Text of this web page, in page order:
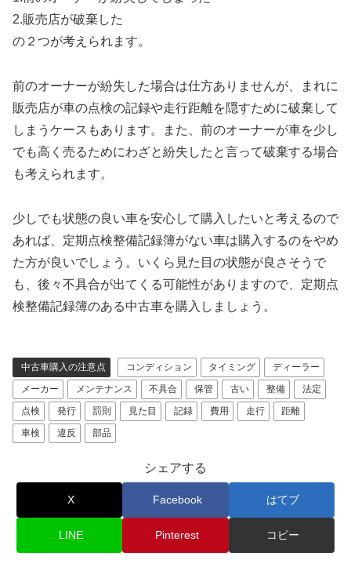
2.販売店が破棄した
の２つが考えられます。
前のオーナーが紛失した場合は仕方ありませんが、まれに
販売店が車の点検の記録や走行距離を隠すために破棄して
しまうケースもあります。また、前のオーナーが車を少し
でも高く売るためにわざと紛失したと言って破棄する場合
も考えられます。
少しでも状態の良い車を安心して購入したいと考えるので
あれば、定期点検整備記録簿がない車は購入するのをやめ
た方が良いでしょう。いくら見た目の状態が良さそうで
も、後々不具合が出てくる可能性がありますので、定期点
検整備記録簿のある中古車を購入しましょう。
中古車購入の注意点 コンディション タイミング
ディーラー
メーカー
メンテナンス 不具合 保管 古い 整備
法定
点検
発行 罰則 見た目 記録 費用 走行
距離
車検
違反 部品
シェアする
X Facebook はてブ
LINE Pinterest コピー